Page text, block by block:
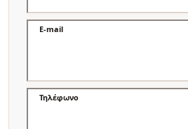
E-mail
Τηλέφωνο